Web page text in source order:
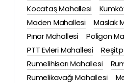
Kocataş Mahallesi
Maden Mahallesi
Maslak
Pınar Mahallesi
Poligon
PTT Evleri Mahallesi
Rumelihisarı Mahallesi
Rumelikavağı Mahallesi